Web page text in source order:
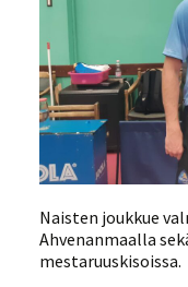
Naisten joukkue
Ahvenanmaalla
mestaruuskisoissa.